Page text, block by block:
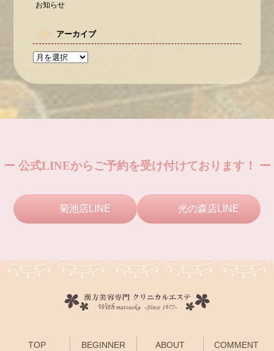
お知らせ
アーカイブ
ー 公式LINEからご予約を受け付けております！ ー
菊池店LINE 光の森店LINE
TOP BEGINNER ABOUT COMMENT